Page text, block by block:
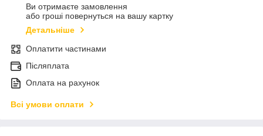
Ви отримаєте замовлення
або гроші повернуться на вашу картку
Детальніше
Оплатити частинами
Післяплата
Оплата на рахунок
Всі умови оплати